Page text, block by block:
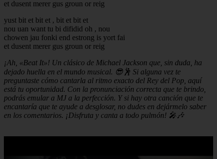
et dusent merer gus groun or reig
yust bit et bit et , bit et bit et
nou uan want tu bi difidid oh , nou
chowen jau fonki end estrong is yort fai
et dusent merer gus groun or reig
¡Ah, «Beat It»! Un clásico de Michael Jackson que, sin duda, ha
dejado huella en el mundo musical. 😎🕺 Si alguna vez te
preguntaste cómo cantarla al ritmo exacto del Rey del Pop, aquí
está tu oportunidad. Con la pronunciación correcta que te brindo,
podrás emular a MJ a la perfección. Y si hay otra canción que te
encantaría que te ayude a desglosar, no dudes en dejármelo saber
en los comentarios. ¡Disfruta y canta a todo pulmón! 🎤🎶